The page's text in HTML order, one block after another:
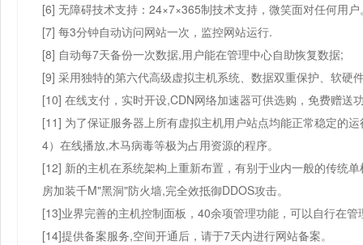
[6] 无障碍技术支持：24×7×365制技术支持，微笑面对任何用户
[7] 每3分钟自动访问网站一次，监控网站运行.
[8] 自动每7天备份一次数据,用户能在管理中心自助恢复数据;
[9] 采用独特的第六代高级虚拟主机系统、数据双重保护、软硬
[10] 在线支付，实时开设,CDN网络加速器可供选购，免费赠
[11] 为了保证服务器上所有虚拟主机用户站点均能正常稳定的
4）在线播放,木马病毒等极为占用资源的程序。
[12] 新的主机在系统架构上重新布置，有别于业内一般的传统
房加装千M"黑洞"防火墙,完全效抵御DDOS攻击。
[13]业界完善的主机控制面板，40余项管理功能，可以自行在管
[14]提供备案服务,空间开通后，请于7天内进行网站备案。